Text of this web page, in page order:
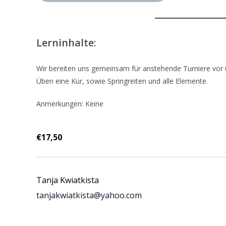
Lerninhalte:
Wir bereiten uns gemeinsam für anstehende Turniere vor
Üben eine Kür, sowie Springreiten und alle Elemente.
Anmerkungen: Keine
€17,50
Tanja Kwiatkista
tanjakwiatkista@yahoo.com